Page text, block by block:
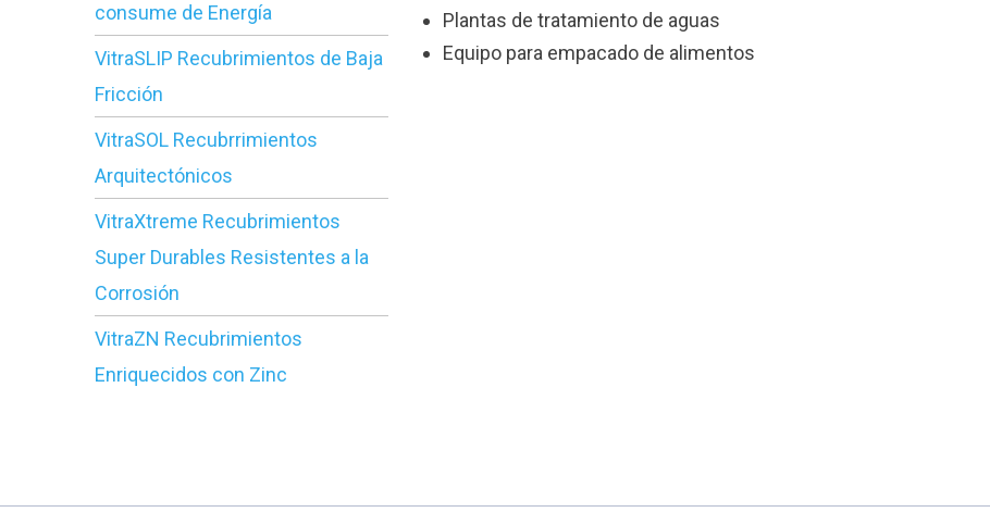
consume de Energía
VitraSLIP Recubrimientos de Baja
Fricción
VitraSOL Recubrrimientos
Arquitectónicos
VitraXtreme Recubrimientos
Super Durables Resistentes a la
Corrosión
VitraZN Recubrimientos
Enriquecidos con Zinc
Plantas de tratamiento de aguas
Equipo para empacado de alimentos